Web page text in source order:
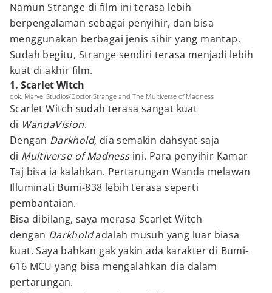
Namun Strange di film ini terasa lebih
berpengalaman sebagai penyihir, dan bisa
menggunakan berbagai jenis sihir yang mantap.
Sudah begitu, Strange sendiri terasa menjadi lebih
kuat di akhir film.
1. Scarlet Witch
dok. Marvel Studios/Doctor Strange and The Multiverse of Madness
Scarlet Witch sudah terasa sangat kuat
di WandaVision.
Dengan Darkhold, dia semakin dahsyat saja
di Multiverse of Madness ini. Para penyihir Kamar
Taj bisa ia kalahkan. Pertarungan Wanda melawan
Illuminati Bumi-838 lebih terasa seperti
pembantaian.
Bisa dibilang, saya merasa Scarlet Witch
dengan Darkholdadalah musuh yang luar biasa
kuat. Saya bahkan gak yakin ada karakter di Bumi-
616 MCU yang bisa mengalahkan dia dalam
pertarungan.